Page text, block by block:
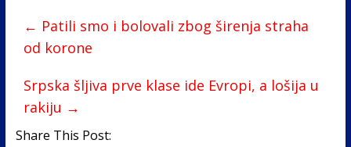
b
o
k
er e
dI
e
← Patili smo i bolovali zbog širenja straha
od korone
Srpska šljiva prve klase ide Evropi, a lošija u
rakiju →
Share This Post: